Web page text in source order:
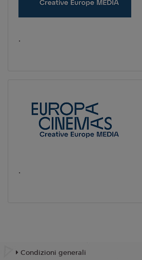
.
Lunedì 10/08/2026
Cinema Aurora
18:30
SALA 2
21:00
SALA 2
.
Condizioni generali